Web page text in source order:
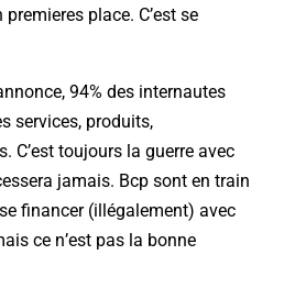
place. C’est se
94% des internautes
services, produits,
C’est toujours la guerre avec
jamais. Bcp sont en train
financer (illégalement) avec
ce n’est pas la bonne